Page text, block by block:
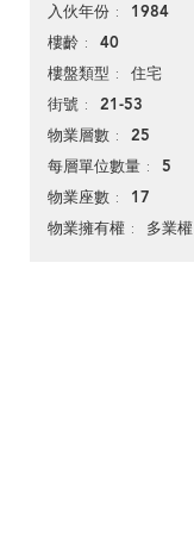
入伙年份 1984
樓齡 40
樓盤類型 住宅
街號 21-53
物業層數 25
每層單位數量 5
物業座數 17
物業擁有權 多業權